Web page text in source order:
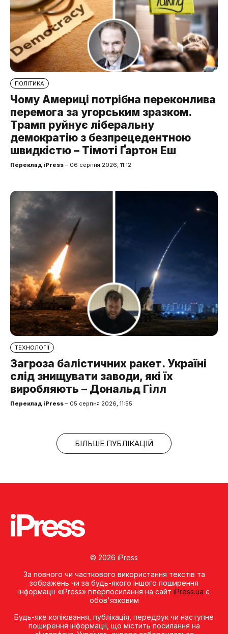
ПОЛІТИКА
Чому Америці потрібна переконлива
перемога за угорським зразком.
Трамп руйнує ліберальну
демократію з безпрецедентною
швидкістю – Тімоті Ґартон Еш
Переклад iPress – 06 серпня 2026, 11:12
ТЕХНОЛОГІЇ
Загроза балістичних ракет. Україні
слід знищувати заводи, які їх
виробляють – Дональд Гілл
Переклад iPress – 05 серпня 2026, 11:55
БІЛЬШЕ ПУБЛІКАЦІЙ
© 2026 iPress
За повного чи часткового використання текстів та
зображень чи за будь-якого іншого поширення
інформації «iPress» гіперпосилання на сайт iPress.ua є
обов'язковим
Будь-яке копiювання, публiкацiя, передрук чи наступне
поширення iнформацiї, що мiстить посилання на